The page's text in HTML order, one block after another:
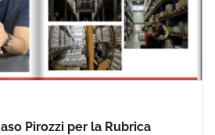
Pirozzi per la Rubrica